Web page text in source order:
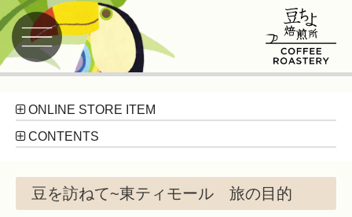
ONLINE STORE ITEM
CONTENTS
豆を訪ねて~東ティモール 旅の目的